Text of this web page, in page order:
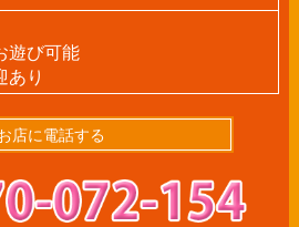
遊び可能
あり
店に電話する